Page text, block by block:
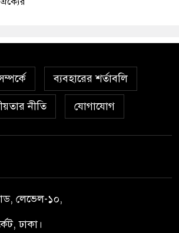
ব্যবহারের শর্তাবলি
নীতি যোগাযোগ
লেভেল-১০,
ঢাকা।